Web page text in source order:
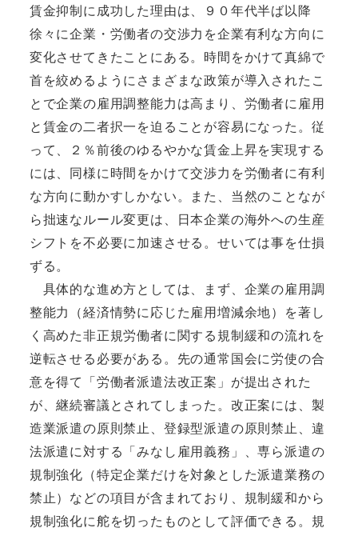
賃金抑制に成功した理由は、９０年代半ば以降
徐々に企業・労働者の交渉力を企業有利な方向に
変化させてきたことにある。時間をかけて真綿で
首を絞めるようにさまざまな政策が導入されたこ
とで企業の雇用調整能力は高まり、労働者に雇用
と賃金の二者択一を迫ることが容易になった。従
って、２％前後のゆるやかな賃金上昇を実現する
には、同様に時間をかけて交渉力を労働者に有利
な方向に動かすしかない。また、当然のことなが
ら拙速なルール変更は、日本企業の海外への生産
シフトを不必要に加速させる。せいては事を仕損
ずる。
具体的な進め方としては、まず、企業の雇用調
整能力（経済情勢に応じた雇用増減余地）を著し
く高めた非正規労働者に関する規制緩和の流れを
逆転させる必要がある。先の通常国会に労使の合
意を得て「労働者派遣法改正案」が提出された
が、継続審議とされてしまった。改正案には、製
造業派遣の原則禁止、登録型派遣の原則禁止、違
法派遣に対する「みなし雇用義務」、専ら派遣の
規制強化（特定企業だけを対象とした派遣業務の
禁止）などの項目が含まれており、規制緩和から
規制強化に舵を切ったものとして評価できる。規